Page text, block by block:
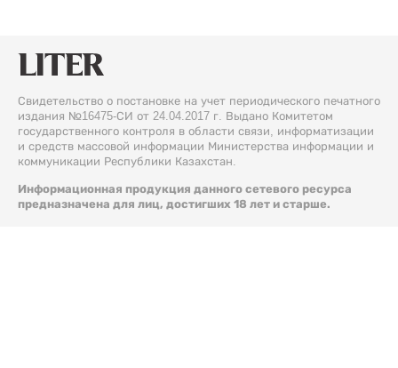
Свидетельство о постановке на учет периодического печатного
издания №16475-СИ от 24.04.2017 г. Выдано Комитетом
государственного контроля в области связи, информатизации
и средств массовой информации Министерства информации и
коммуникации Республики Казахстан.
Информационная продукция данного сетевого ресурса
предназначена для лиц, достигших 18 лет и старше.